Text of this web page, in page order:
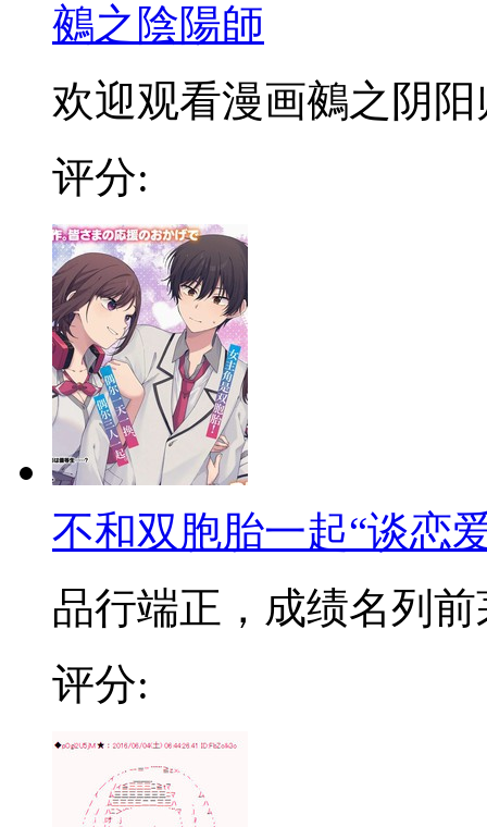
鵺之陰陽師
欢迎观看漫画鵺之阴阳
评分:
不和双胞胎一起“谈恋
品行端正，成绩名列前
评分: